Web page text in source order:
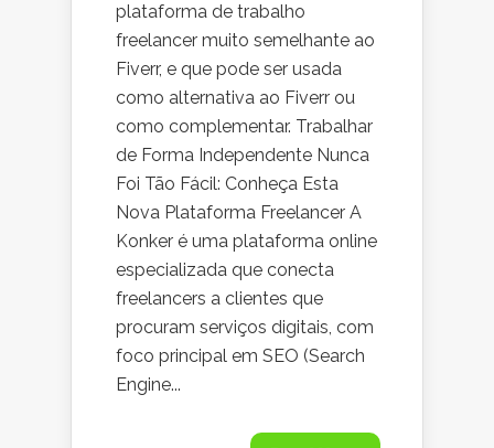
plataforma de trabalho
freelancer muito semelhante ao
Fiverr, e que pode ser usada
como alternativa ao Fiverr ou
como complementar. Trabalhar
de Forma Independente Nunca
Foi Tão Fácil: Conheça Esta
Nova Plataforma Freelancer A
Konker é uma plataforma online
especializada que conecta
freelancers a clientes que
procuram serviços digitais, com
foco principal em SEO (Search
Engine...